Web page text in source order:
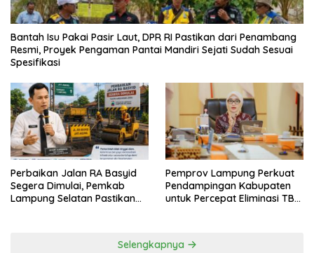
Bantah Isu Pakai Pasir Laut, DPR RI Pastikan dari Penambang
Resmi, Proyek Pengaman Pantai Mandiri Sejati Sudah Sesuai
Spesifikasi
Perbaikan Jalan RA Basyid
Segera Dimulai, Pemkab
Lampung Selatan Pastikan
Pemprov Lampung Perkuat
Pendampingan Kabupaten
untuk Percepat Eliminasi TBC
Selengkapnya